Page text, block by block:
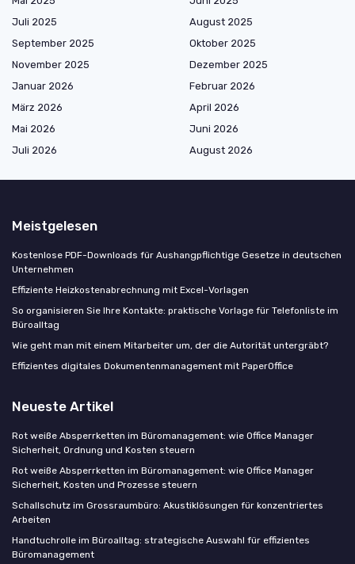
Juli 2025
August 2025
September 2025
Oktober 2025
November 2025
Dezember 2025
Januar 2026
Februar 2026
März 2026
April 2026
Mai 2026
Juni 2026
Juli 2026
August 2026
Meistgelesen
Kostenlose PDF-Downloads für Aushangpflichtige Gesetze in deutschen
Unternehmen
Effiziente Heizkostenabrechnung mit Excel-Vorlagen
So organisieren Sie Ihre Kontakte: praktische Vorlage für Telefonliste im
Büroalltag
Wie geht man mit einem Mitarbeiter um, der die Autorität untergräbt?
Effizientes digitales Dokumentenmanagement mit PaperOffice
Neueste Artikel
Rot weiße Absperrketten im Büromanagement: wie Office Manager
Sicherheit, Ordnung und Kosten steuern
Rot weiße Absperrketten im Büromanagement: wie Office Manager
Sicherheit, Kosten und Prozesse steuern
Schallschutz im Grossraumbüro: Akustiklösungen für konzentriertes
Arbeiten
Handtuchrolle im Büroalltag: strategische Auswahl für effizientes
Büromanagement